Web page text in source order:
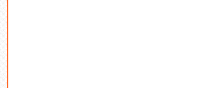
Латунный и бронзовый